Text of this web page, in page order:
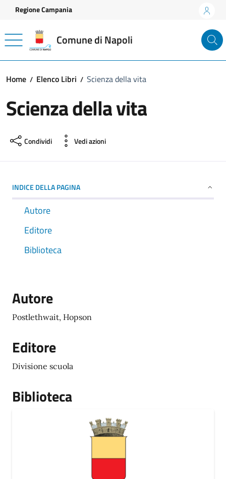
Vai ai contenuti
Vai al footer
Regione Campania
Comune di Napoli
Home Elenco Libri Scienza della vita
Scienza della vita
Condividi Vedi azioni
INDICE DELLA PAGINA
Autore
Editore
Biblioteca
Autore
Postlethwait, Hopson
Editore
Divisione scuola
Biblioteca